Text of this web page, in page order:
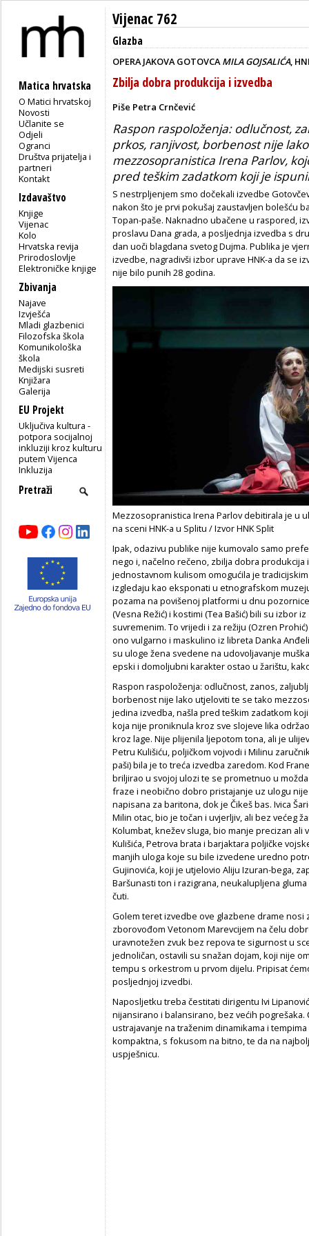
Matica hrvatska
O Matici hrvatskoj
Novosti
Učlanite se
Odjeli
Ogranci
Društva prijatelja i
partneri
Kontakt
Izdavaštvo
Knjige
Vijenac
Kolo
Hrvatska revija
Prirodoslovlje
Elektroničke knjige
Zbivanja
Najave
Izvješća
Mladi glazbenici
Filozofska škola
Komunikološka
škola
Medijski susreti
Knjižara
Galerija
EU Projekt
Uključiva kultura -
potpora socijalnoj
inkluziji kroz kulturu
putem Vijenca
Inkluzija
Vijenac 762
Glazba
OPERA JAKOVA GOTOVCAMILA GOJSALIĆA,
Zbilja dobra produkcija i izvedba
Piše Petra Crnčević
Raspon raspoloženja: odlučnost,
prkos, ranjivost, borbenost nije
mezzosopranistica Irena Parlov,
pred teškim zadatkom koji je
S nestrpljenjem smo dočekali izvedbe
nakon što je prvi pokušaj zaustavljen bolešću
Topan-paše. Naknadno ubačene u raspored,
proslavu Dana grada, a posljednja izvedba s
dan uoči blagdana svetog Dujma. Publika je
izvedbe, nagradivši izbor uprave HNK-a da se
nije bilo punih 28 godina.
Mezzosopranistica Irena Parlov debitirala je u
na sceni HNK-a u Splitu / Izvor HNK Split
Ipak, odazivu publike nije kumovalo samo
nego i, načelno rečeno, zbilja dobra produkcija
jednostavnom kulisom omogućila je
izgledaju kao eksponati u etnografskom
pozama na povišenoj platformi u dnu
(Vesna Režić) i kostimi (Tea Bašić) bili su izbor
suvremenim. To vrijedi i za režiju (Ozren
ono vulgarno i maskulino iz libreta Danka
su uloge žena svedene na udovoljavanje
epski i domoljubni karakter ostao u žarištu,
Raspon raspoloženja: odlučnost, zanos,
borbenost nije lako utjeloviti te se tako
jedina izvedba, našla pred teškim zadatkom
koja nije proniknula kroz sve slojeve lika
kroz lage. Nije plijenila ljepotom tona, ali je
Petru Kulišiću, poljičkom vojvodi i Milinu
paši) bila je to treća izvedba zaredom. Kod
briljirao u svojoj ulozi te se prometnuo u
fraze i neobično dobro pristajanje uz ulogu
napisana za baritona, dok je Čikeš bas. Ivica
Milin otac, bio je točan i uvjerljiv, ali bez većeg
Kolumbat, knežev sluga, bio manje precizan ali
Kulišića, Petrova brata i barjaktara poljičke
manjih uloga koje su bile izvedene uredno
Gujinovića, koji je utjelovio Aliju Izuran-bega,
Baršunasti ton i razigrana, neukalupljena
čuti.
Golem teret izvedbe ove glazbene drame nosi
zborovođom Vetonom Marevcijem na čelu
uravnotežen zvuk bez repova te sigurnost u
jednoličan, ostavili su snažan dojam, koji nije
tempu s orkestrom u prvom dijelu. Pripisat
posljednjoj izvedbi.
Naposljetku treba čestitati dirigentu Ivi
nijansirano i balansirano, bez većih
ustrajavanje na traženim dinamikama i
kompaktna, s fokusom na bitno, te da na
uspješnicu.